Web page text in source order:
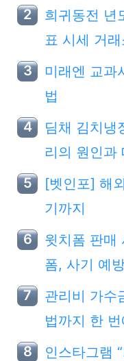
희귀동전 년
표 시세 거
미래엔 교과
법
딤채 김치냉
리의 원인과
[벳인포] 해
기까지
윗치폼 판매
폼, 사기 예
관리비 가수
법까지 한
인스타그램